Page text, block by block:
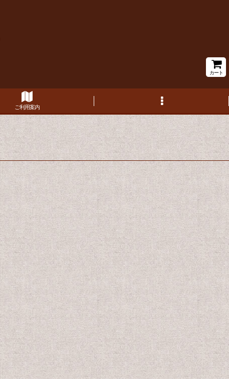
カート
ご利用案内